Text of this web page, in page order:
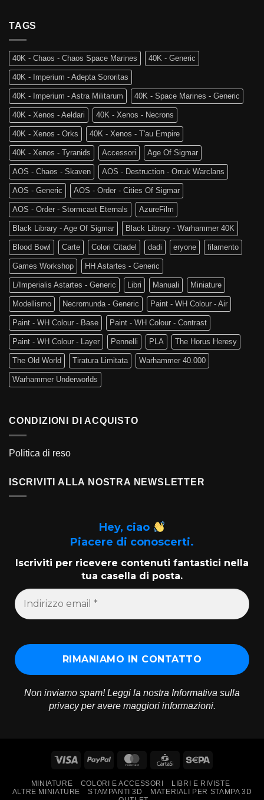
Edizione
di
Age
of
Sigmar
The
Old
World
tra
noi!
TAGS
40K - Chaos - Chaos Space Marines 40K - Generic
40K - Imperium - Adepta Sororitas
40K - Imperium - Astra Militarum 40K - Space Marines - Generic
40K - Xenos - Aeldari 40K - Xenos - Necrons
40K - Xenos - Orks 40K - Xenos - T'au Empire
40K - Xenos - Tyranids Accessori Age Of Sigmar
AOS - Chaos - Skaven AOS - Destruction - Orruk Warclans
AOS - Generic AOS - Order - Cities Of Sigmar
AOS - Order - Stormcast Eternals AzureFilm
Black Library - Age Of Sigmar Black Library - Warhammer 40K
Blood Bowl Carte Colori Citadel dadi eryone filamento
Games Workshop HH Astartes - Generic
L/Imperialis Astartes - Generic Libri Manuali Miniature
Modellismo Necromunda - Generic Paint - WH Colour - Air
Paint - WH Colour - Base Paint - WH Colour - Contrast
Paint - WH Colour - Layer Pennelli PLA The Horus Heresy
The Old World Tiratura Limitata Warhammer 40.000
Warhammer Underworlds
CONDIZIONI DI ACQUISTO
Politica di reso
ISCRIVITI ALLA NOSTRA NEWSLETTER
Hey, ciao
Piacere di conoscerti.
Iscriviti per ricevere contenuti fantastici nella
tua casella di posta.
Non inviamo spam! Leggi la nostra Informativa sulla
privacyper avere maggiori informazioni.
Visa PayPal MasterCardCartaSi
MINIATURE COLORI E ACCESSORI
LIBRI E RIVISTE
ALTRE MINIATURE
STAMPANTI 3D
MATERIALI PER STAMPA 3D